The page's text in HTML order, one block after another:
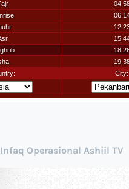
Infaq Operasional Ashiil TV